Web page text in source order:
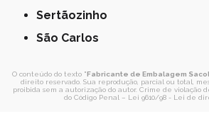
Sertãozinho
São Carlos
O conteúdo do texto "Fabricante de Embalagem
direito reservado. Sua reprodução, parcial ou total,
proibida sem a autorização do autor. Crime de violação
do Código Penal – Lei 9610/98 - Lei de